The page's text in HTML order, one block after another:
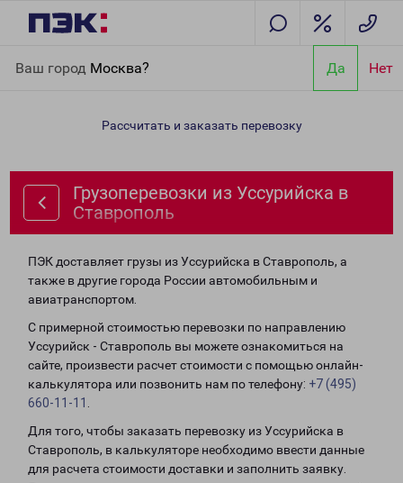
Ваш город Москва? Да Нет
Ставрополь
Рассчитать и заказать перевозку
Грузоперевозки из Уссурийска в
Ставрополь
ПЭК доставляет грузы из Уссурийска в Ставрополь, а
также в другие города России автомобильным и
авиатранспортом.
С примерной стоимостью перевозки по направлению
Уссурийск - Ставрополь вы можете ознакомиться на
сайте, произвести расчет стоимости с помощью онлайн-
калькулятора или позвонить нам по телефону: +7 (495)
660-11-11
Для того, чтобы заказать перевозку из Уссурийска в
Ставрополь, в калькуляторе необходимо ввести данные
для расчета стоимости доставки и заполнить заявку.